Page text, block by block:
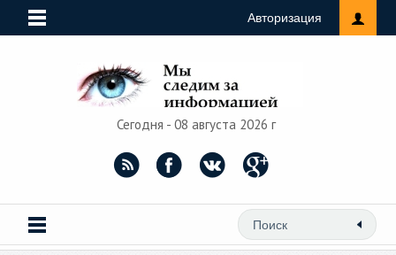
Авторизация
Сегодня - 08 августа 2026 г